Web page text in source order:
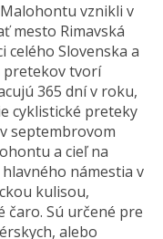
vznikli v
mesto Rimavská
Slovenska a
pretekov tvorí
365 dní v roku,
cyklistické preteky
septembrovom
a cieľ na
námestia v
kulisou,
Sú určené pre
alebo